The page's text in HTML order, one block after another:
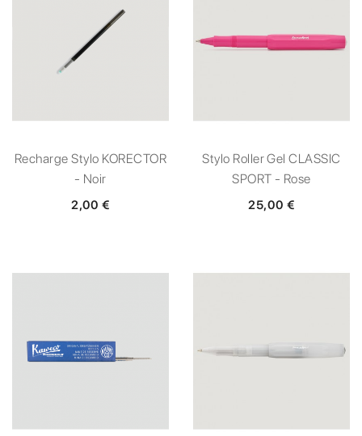
Recharge Stylo KORECTOR
- Noir
2,00 €
Stylo Roller Gel CLASSIC
SPORT - Rose
25,00 €